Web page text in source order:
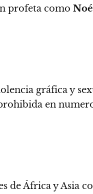
profeta como Noé
gráfica y
en
de África y Asia